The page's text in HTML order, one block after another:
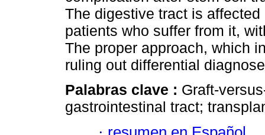
The digestive tract is affected
patients who suffer from it,
The proper approach, which
ruling out differential
Palabras clave : Graft-
gastrointestinal tract;